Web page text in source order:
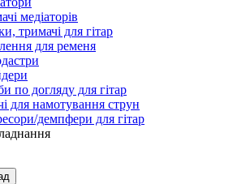
медіаторів
тримачі для гітар
для ременя
по догляду для гітар
для намотування струн
демпфери для гітар